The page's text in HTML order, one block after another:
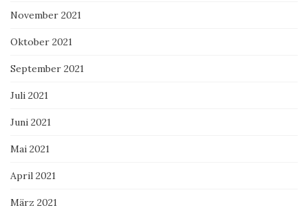
November 2021
Oktober 2021
September 2021
Juli 2021
Juni 2021
Mai 2021
April 2021
März 2021